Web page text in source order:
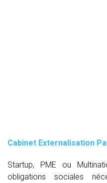
Cabinet Externalisation
Startup, PME ou
obligations sociales